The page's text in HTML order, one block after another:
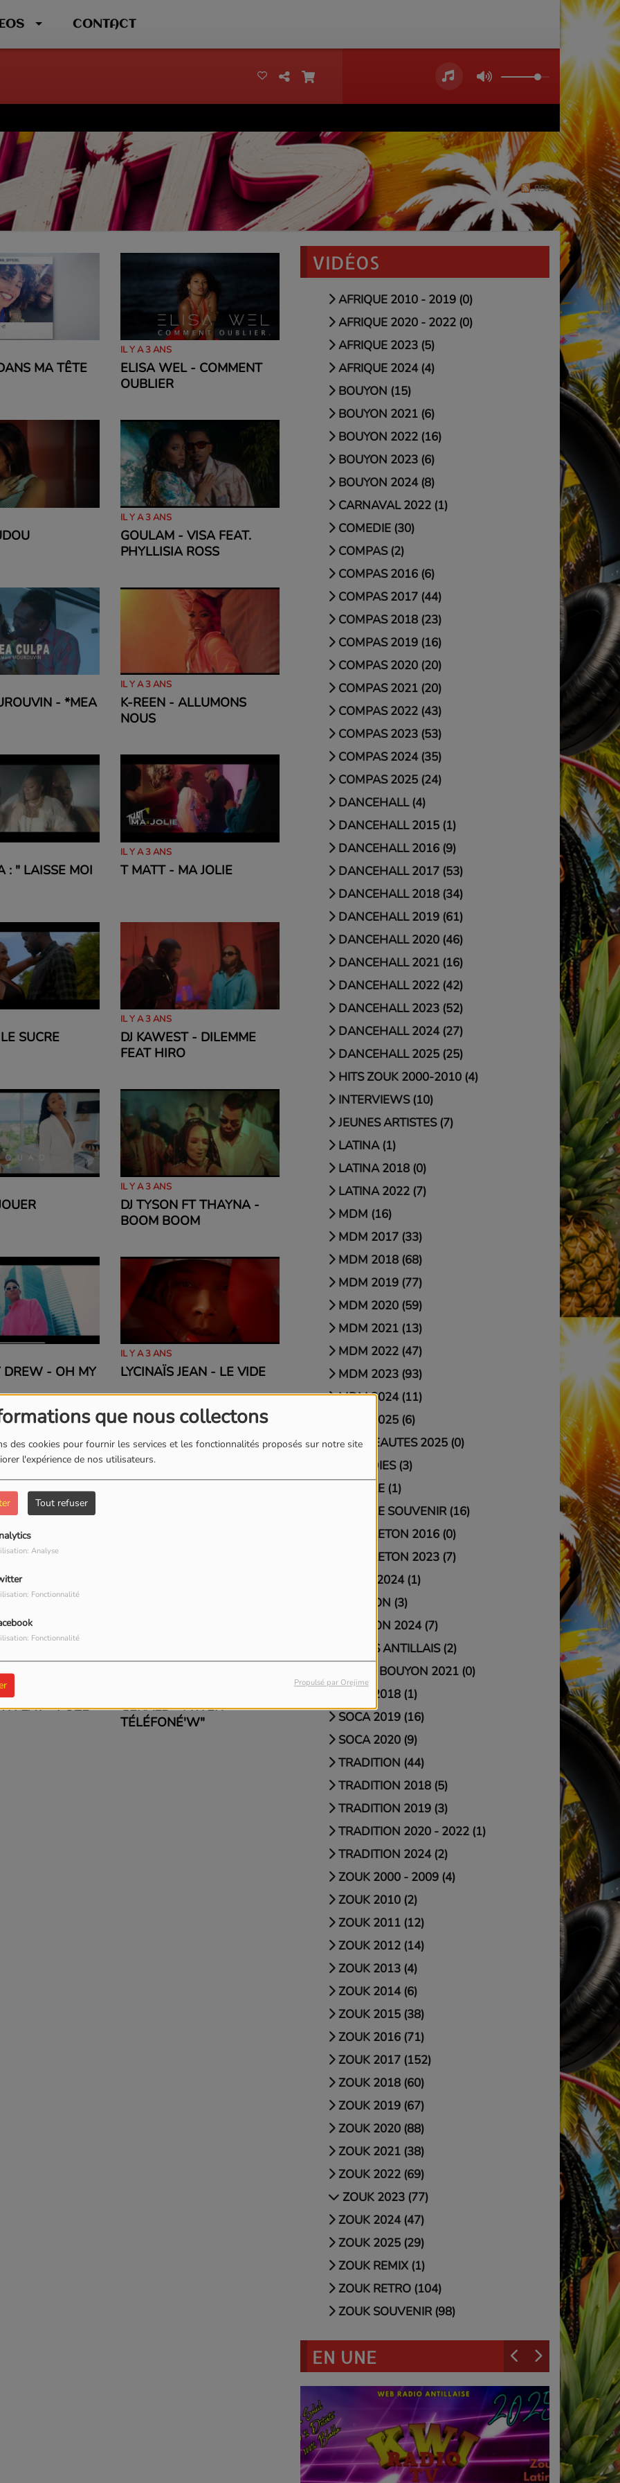
que nous collectons
des cookies pour fournir les services et les fonctionnalités proposés sur notre site
l'expérience de nos utilisateurs.
Tout refuser
Analyse
Fonctionnalité
Fonctionnalité
Propulsé par Orejime
CONTACT
RSS
MA TÊTE
IL Y A 3 ANS
ELISA WEL - COMMENT
OUBLIER
IL Y A 3 ANS
GOULAM - VISA FEAT.
PHYLLISIA ROSS
- *MEA
IL Y A 3 ANS
K-REEN - ALLUMONS
NOUS
: " LAISSE MOI
IL Y A 3 ANS
T MATT - MA JOLIE
SUCRE
IL Y A 3 ANS
DJ KAWEST - DILEMME
FEAT HIRO
IL Y A 3 ANS
DJ TYSON FT THAYNA -
BOOM BOOM
DREW - OH MY
IL Y A 3 ANS
LYCINAÏS JEAN - LE VIDE
ALLISON - ALL
FLAV - POZÉ
GERALD - MWEN
TÉLÉFONÉ'W"
VIDÉOS
AFRIQUE 2010 - 2019 (0)
AFRIQUE 2020 - 2022 (0)
AFRIQUE 2023 (5)
AFRIQUE 2024 (4)
BOUYON (15)
BOUYON 2021 (6)
BOUYON 2022 (16)
BOUYON 2023 (6)
BOUYON 2024 (8)
CARNAVAL 2022 (1)
COMEDIE (30)
COMPAS (2)
COMPAS 2016 (6)
COMPAS 2017 (44)
COMPAS 2018 (23)
COMPAS 2019 (16)
COMPAS 2020 (20)
COMPAS 2021 (20)
COMPAS 2022 (43)
COMPAS 2023 (53)
COMPAS 2024 (35)
COMPAS 2025 (24)
DANCEHALL (4)
DANCEHALL 2015 (1)
DANCEHALL 2016 (9)
DANCEHALL 2017 (53)
DANCEHALL 2018 (34)
DANCEHALL 2019 (61)
DANCEHALL 2020 (46)
DANCEHALL 2021 (16)
DANCEHALL 2022 (42)
DANCEHALL 2023 (52)
DANCEHALL 2024 (27)
DANCEHALL 2025 (25)
HITS ZOUK 2000-2010 (4)
INTERVIEWS (10)
JEUNES ARTISTES (7)
LATINA (1)
LATINA 2018 (0)
LATINA 2022 (7)
MDM (16)
MDM 2017 (33)
MDM 2018 (68)
MDM 2019 (77)
MDM 2020 (59)
MDM 2021 (13)
MDM 2022 (47)
MDM 2023 (93)
MDM 2024 (11)
MDM 2025 (6)
NOUVEAUTES 2025 (0)
PARODIES (3)
REGGAE (1)
REGGAE SOUVENIR (16)
REGGAETON 2016 (0)
REGGAETON 2023 (7)
REMIX 2024 (1)
REUNION (3)
REUNION 2024 (7)
SLOWS ANTILLAIS (2)
SOCA / BOUYON 2021 (0)
SOCA 2018 (1)
SOCA 2019 (16)
SOCA 2020 (9)
TRADITION (44)
TRADITION 2018 (5)
TRADITION 2019 (3)
TRADITION 2020 - 2022 (1)
TRADITION 2024 (2)
ZOUK 2000 - 2009 (4)
ZOUK 2010 (2)
ZOUK 2011 (12)
ZOUK 2012 (14)
ZOUK 2013 (4)
ZOUK 2014 (6)
ZOUK 2015 (38)
ZOUK 2016 (71)
ZOUK 2017 (152)
ZOUK 2018 (60)
ZOUK 2019 (67)
ZOUK 2020 (88)
ZOUK 2021 (38)
ZOUK 2022 (69)
ZOUK 2023 (77)
ZOUK 2024 (47)
ZOUK 2025 (29)
ZOUK REMIX (1)
ZOUK RETRO (104)
ZOUK SOUVENIR (98)
EN UNE